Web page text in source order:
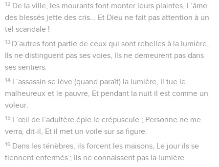
12 De la ville, les mourants font monter leurs plaintes, L’âme
des blessés jette des cris... Et Dieu ne fait pas attention à un
tel scandale !
13 D’autres font partie de ceux qui sont rebelles à la lumière,
Ils ne distinguent pas ses voies, Ils ne demeurent pas dans
ses sentiers.
14 L’assassin se lève (quand paraît) la lumière, Il tue le
malheureux et le pauvre, Et pendant la nuit il est comme un
voleur.
15 L’œil de l’adultère épie le crépuscule ; Personne ne me
verra, dit-il, Et il met un voile sur sa figure.
16 Dans les ténèbres, ils forcent les maisons, Le jour ils se
tiennent enfermés ; Ils ne connaissent pas la lumière.